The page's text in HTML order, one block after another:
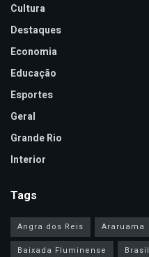
Cultura
Destaques
Economia
Educação
Esportes
Geral
Grande Rio
Interior
Tags
Angra dos Reis Araruama
Baixada Fluminense
Brasil